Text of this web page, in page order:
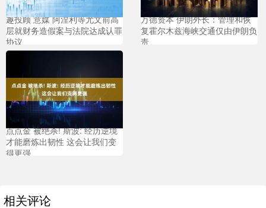
趣投顾 意媒 阿涅利等尤文前高
层就财务造假案与法院达成认罪
协议
万德资本 伊朗外长：管理和恢
复霍尔木兹海峡交通仅由伊朗负
责
点点金 被绝杀! 斯波: 经历逆境
才能磨炼出韧性 这会让我们变
得更强
相关评论